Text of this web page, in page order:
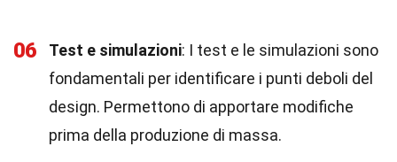
06 Test e simulazioni: I test e le simulazioni sono
fondamentali per identificare i punti deboli del
design. Permettono di apportare modifiche
prima della produzione di massa.